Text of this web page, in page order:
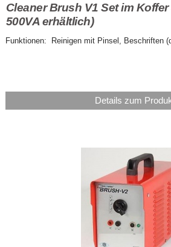
Cleaner Brush V1 Set im
500VA erhältlich)
Funktionen: Reinigen mit Pinsel, Beschriften
Details zum